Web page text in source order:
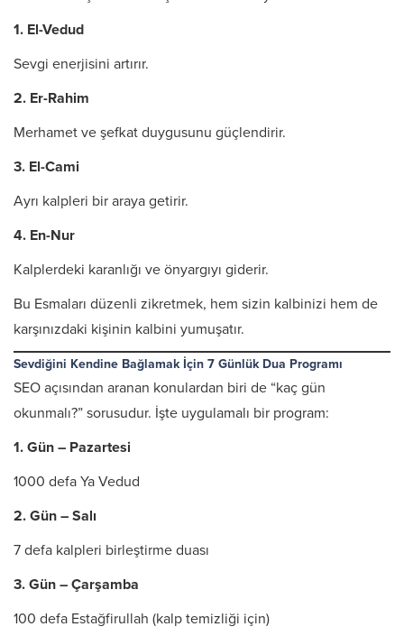
1. El-Vedud
Sevgi enerjisini artırır.
2. Er-Rahim
Merhamet ve şefkat duygusunu güçlendirir.
3. El-Cami
Ayrı kalpleri bir araya getirir.
4. En-Nur
Kalplerdeki karanlığı ve önyargıyı giderir.
Bu Esmaları düzenli zikretmek, hem sizin kalbinizi hem de
karşınızdaki kişinin kalbini yumuşatır.
Sevdiğini Kendine Bağlamak İçin 7 Günlük Dua Programı
SEO açısından aranan konulardan biri de “kaç gün
okunmalı?” sorusudur. İşte uygulamalı bir program:
1. Gün – Pazartesi
1000 defa Ya Vedud
2. Gün – Salı
7 defa kalpleri birleştirme duası
3. Gün – Çarşamba
100 defa Estağfirullah (kalp temizliği için)